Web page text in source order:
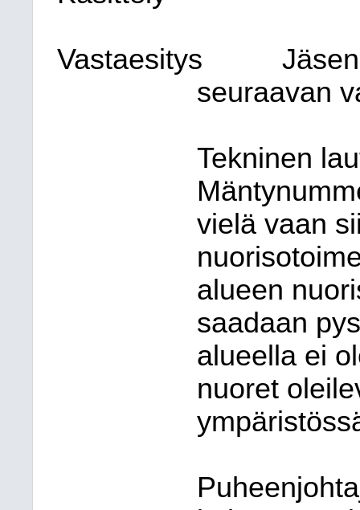
Vastaesitys
seuraavan
Tekninen
vielä vaan
alueen
saadaan
alueella ei
nuoret